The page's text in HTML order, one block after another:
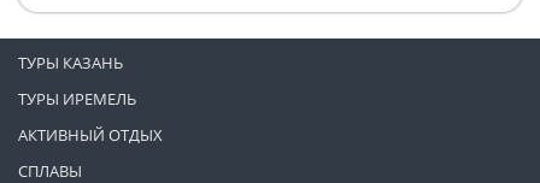
ТУРЫ КАЗАНЬ
ТУРЫ ИРЕМЕЛЬ
АКТИВНЫЙ ОТДЫХ
СПЛАВЫ